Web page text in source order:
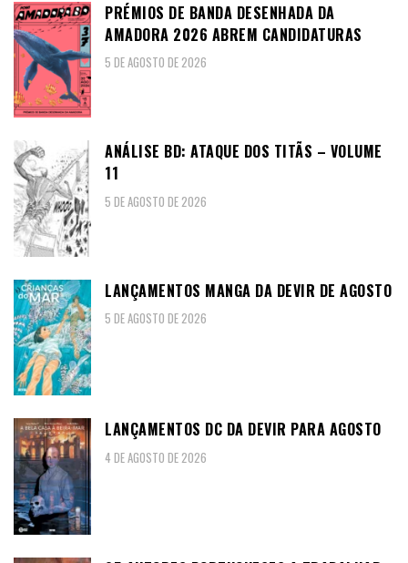
PRÉMIOS DE BANDA DESENHADA DA
AMADORA 2026 ABREM CANDIDATURAS
5 DE AGOSTO DE 2026
ANÁLISE BD: ATAQUE DOS TITÃS – VOLUME
11
5 DE AGOSTO DE 2026
LANÇAMENTOS MANGA DA DEVIR DE AGOSTO
5 DE AGOSTO DE 2026
LANÇAMENTOS DC DA DEVIR PARA AGOSTO
4 DE AGOSTO DE 2026